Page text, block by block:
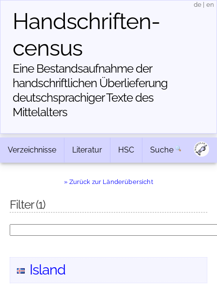
Handschriften­
census
Eine Bestandsaufnahme der
handschriftlichen Über­lieferung
deutschsprachiger Texte des
Mittelalters
de en
Verzeichnisse Literatur HSC Suche
» Zurück zur Länderübersicht
Filter(1)
Island